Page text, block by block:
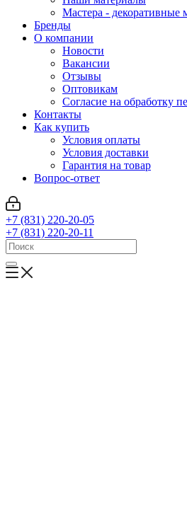
Мастера - декоративные
Бренды
О компании
Новости
Вакансии
Отзывы
Оптовикам
Cогласие на обработку
Контакты
Как купить
Условия оплаты
Условия доставки
Гарантия на товар
Вопрос-ответ
+7 (831) 220-20-05
+7 (831) 220-20-11